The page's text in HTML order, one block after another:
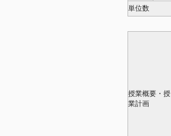
単位数
授業概要・授
業計画